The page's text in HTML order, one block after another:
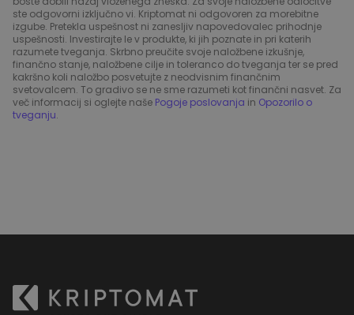
ste odgovorni izključno vi. Kriptomat ni odgovoren za morebitne
izgube. Pretekla uspešnost ni zanesljiv napovedovalec prihodnje
uspešnosti. Investirajte le v produkte, ki jih poznate in pri katerih
razumete tveganja. Skrbno preučite svoje naložbene izkušnje,
finančno stanje, naložbene cilje in toleranco do tveganja ter se pred
kakršno koli naložbo posvetujte z neodvisnim finančnim
svetovalcem. To gradivo se ne sme razumeti kot finančni nasvet. Za
več informacij si oglejte naše Pogoje poslovanja in Opozorilo o
tveganju.